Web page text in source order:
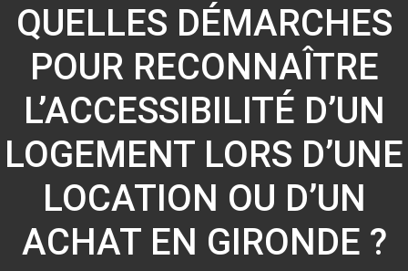
QUELLES DÉMARCHES
POUR RECONNAÎTRE
L’ACCESSIBILITÉ D’UN
LOGEMENT LORS D’UNE
LOCATION OU D’UN
ACHAT EN GIRONDE ?